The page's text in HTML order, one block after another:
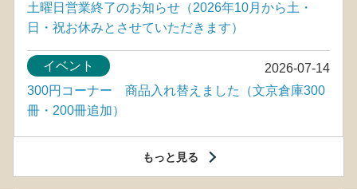
土曜日営業終了のお知らせ（2026年10月から土・
日・祝お休みとさせていただきます）
2026-07-14
イベント
300円コーナー 商品入れ替えました（文京倉庫300
冊・200冊追加）
もっと見る